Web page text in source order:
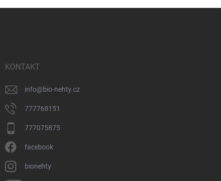
KONTAKT
info@bio-nehty.cz
777768151
777075875
facebook
bionehty